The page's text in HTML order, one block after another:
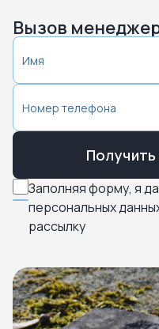
Вызов
Заполняя форму, я
персональных
рассылку